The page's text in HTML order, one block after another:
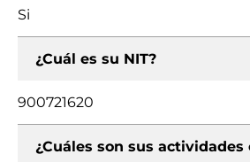
Si
¿Cuál es su NIT?
900721620
¿Cuáles son sus actividades